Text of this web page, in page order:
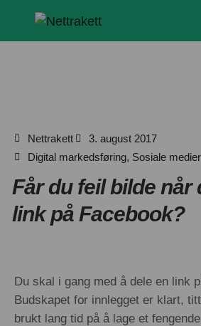
Nettrakett
3. august 2017
Digital markedsføring, Sosiale medier
Får du feil bilde når
link på Facebook?
Du skal i gang med å dele en link
Budskapet for innlegget er klart,
brukt lang tid på å lage et